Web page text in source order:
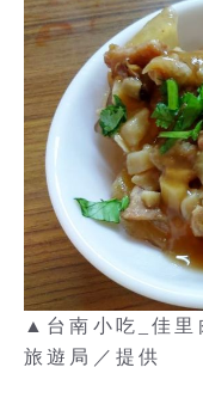
▲台南小吃_佳
旅遊局／提供